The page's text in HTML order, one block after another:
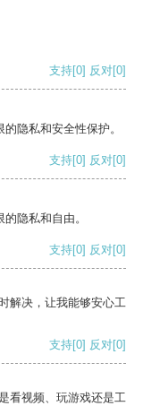
支持[0] 反对[0]
隐私和安全性保护。
支持[0] 反对[0]
隐私和自由。
支持[0] 反对[0]
解决，让我能够安心工
支持[0] 反对[0]
看视频、玩游戏还是工